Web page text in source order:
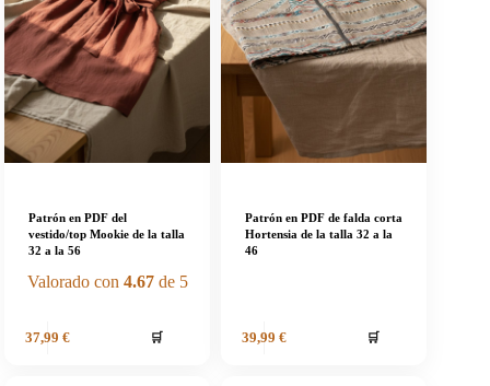
Patrón en PDF del
vestido/top Mookie de la talla
32 a la 56
Valorado con 4.67de 5
37,99 € 🛒
Patrón en PDF de falda corta
Hortensia de la talla 32 a la
46
39,99 € 🛒